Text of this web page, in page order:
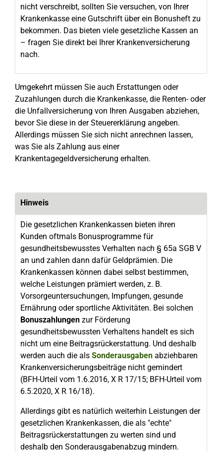
nicht verschreibt, sollten Sie versuchen, von Ihrer
Krankenkasse eine Gutschrift über ein Bonusheft zu
bekommen. Das bieten viele gesetzliche Kassen an
– fragen Sie direkt bei Ihrer Krankenversicherung
nach.
Umgekehrt müssen Sie auch Erstattungen oder
Zuzahlungen durch die Krankenkasse, die Renten- oder
die Unfallversicherung von Ihren Ausgaben abziehen,
bevor Sie diese in der Steuererklärung angeben.
Allerdings müssen Sie sich nicht anrechnen lassen,
was Sie als Zahlung aus einer
Krankentagegeldversicherung erhalten.
Hinweis
Die gesetzlichen Krankenkassen bieten ihren
Kunden oftmals Bonusprogramme für
gesundheitsbewusstes Verhalten nach § 65a SGB V
an und zahlen dann dafür Geldprämien. Die
Krankenkassen können dabei selbst bestimmen,
welche Leistungen prämiert werden, z. B.
Vorsorgeuntersuchungen, Impfungen, gesunde
Ernährung oder sportliche Aktivitäten. Bei solchen
Bonuszahlungen zur Förderung
gesundheitsbewussten Verhaltens handelt es sich
nicht um eine Beitragsrückerstattung. Und deshalb
werden auch die als Sonderausgaben abziehbaren
Krankenversicherungsbeiträge nicht gemindert
(BFH-Urteil vom 1.6.2016, X R 17/15; BFH-Urteil vom
6.5.2020, X R 16/18).
Allerdings gibt es natürlich weiterhin Leistungen der
gesetzlichen Krankenkassen, die als "echte"
Beitragsrückerstattungen zu werten sind und
deshalb den Sonderausgabenabzug mindern.